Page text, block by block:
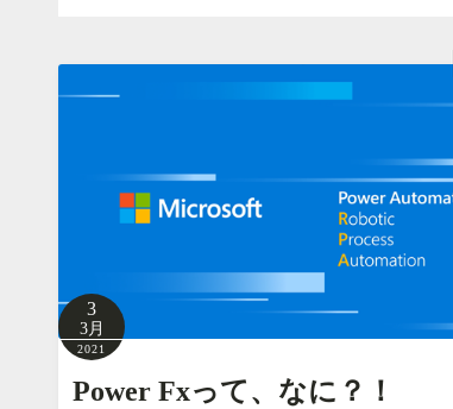
3
3月
2021
Power Fxって、なに？！